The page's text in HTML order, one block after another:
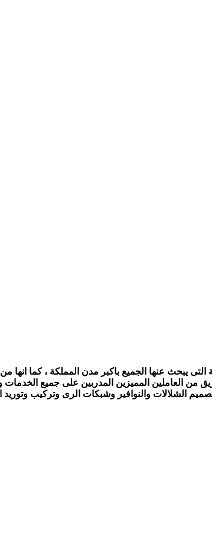
يبحث عنها الجميع باكبر مدن المملكة ، كما انها
العاملين المميزين المدربين على جميع الخدمات
الشلالات والنوافير وشبكات الرى وتركيب